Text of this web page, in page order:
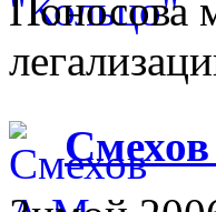
Поносова